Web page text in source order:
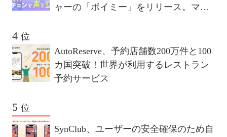
ャーの「ボイミー」をリリース。マイ
位
AutoReserve、予約店舗数200万件と100
カ国突破！世界が利用するレストラン
予約サービス
位
SynClub、ユーザーの安全確保のため自